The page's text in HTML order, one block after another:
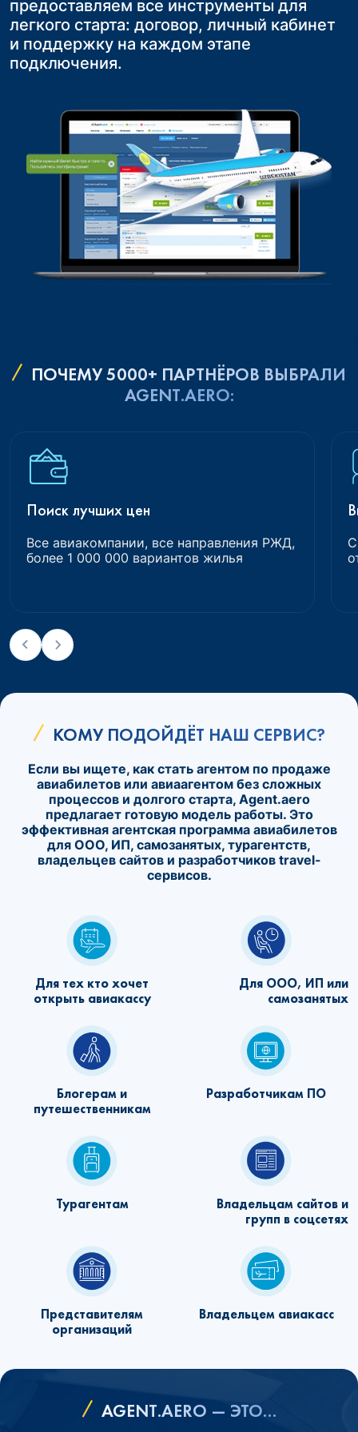
предоставляем все инструменты для
легкого старта: договор, личный кабинет
и поддержку на каждом этапе
подключения.
на повторные обращения и продажи
фиксированная стоимость билетов и
исключение риска нехватки мест на
рейсе
конкурентоспособность на рынке.
ПОЧЕМУ 5000+ ПАРТНЁРОВ ВЫБРАЛИ
AGENT.AERO:
Поиск лучших цен
Все авиакомпании, все направления РЖД,
более 1 000 000 вариантов жилья
КОМУ ПОДОЙДЁТ НАШ СЕРВИС?
Если вы ищете, как стать агентом по продаже
авиабилетов или авиаагентом без сложных
процессов и долгого старта, Agent.aero
предлагает готовую модель работы. Это
эффективная агентская программа авиабилетов
для ООО, ИП, самозанятых, турагентств,
владельцев сайтов и разработчиков travel-
сервисов.
Для тех кто хочет
открыть авиакассу
Для ООО, ИП или
самозанятых
Блогерам и
путешественникам
Разработчикам ПО
Турагентам
Владельцам сайтов и
групп в соцсетях
Представителям
организаций
Владельцем авиакасс
AGENT.AERO — ЭТО…